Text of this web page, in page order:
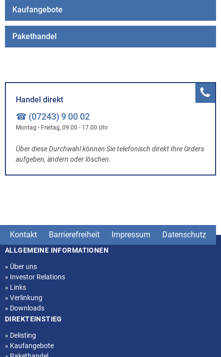
Kaufangebote
Pakethandel
Handel direkt
☎ (07243) 9 00 02
Montag - Freitag, 09.00 - 17.00 Uhr
Über diese Durchwahl können Sie telefonisch direkt Ihre Orders
aufgeben, ändern oder löschen.
Kontakt Barrierefreiheit Impressum Datenschutz
Seitenstruktur
ALLGEMEINE INFORMATIONEN
» Über uns
» Investor Relations
» Links
» Verlinkung
» Downloads
DIREKTEINSTIEG
» Delisting
» Kaufangebote